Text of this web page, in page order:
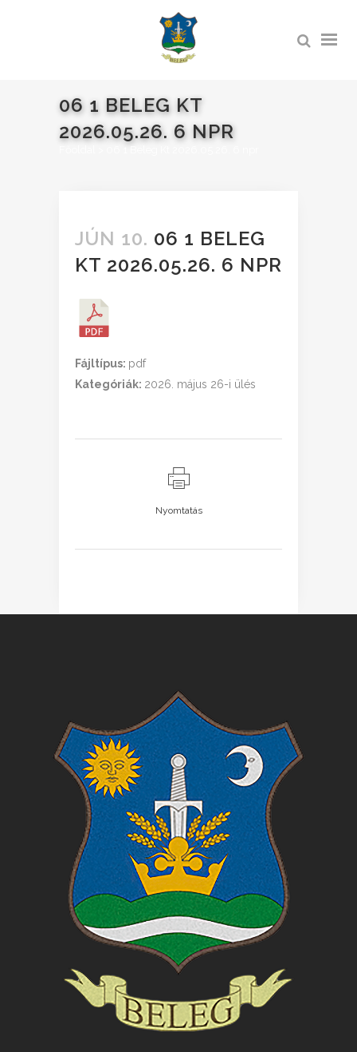
06 1 BELEG KT
2026.05.26. 6 NPR
JÚN 10. 06 1 BELEG
KT 2026.05.26. 6 NPR
Fájltípus: pdf
Kategóriák: 2026. május 26-i ülés
Nyomtatás